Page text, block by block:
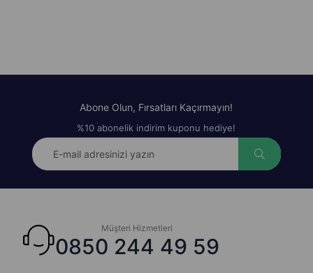
Abone Olun, Fırsatları Kaçırmayın!
%10 abonelik indirim kuponu hediye!
Müşteri Hizmetleri
0850 244 49 59